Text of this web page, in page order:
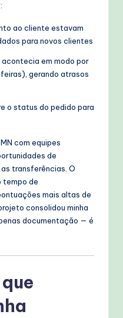
ao cliente estavam
para novos clientes
em modo por
gerando atrasos
o status do pedido para
com equipes
de
transferências. O
tempo de
mais altas de
consolidou minha
documentação — é